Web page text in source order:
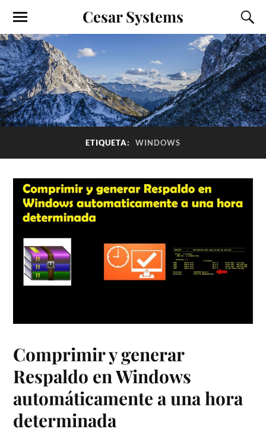
Cesar Systems
ETIQUETA: WINDOWS
Comprimir y generar
Respaldo en Windows
automáticamente a una hora
determinada